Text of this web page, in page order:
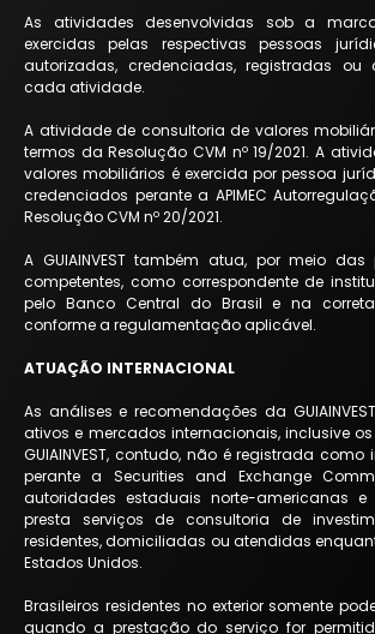
As atividades desenvolvidas sob a marca
exercidas pelas respectivas pessoas
autorizadas, credenciadas, registradas ou
cada atividade.
A atividade de consultoria de valores
termos da Resolução CVM nº 19/2021. A
valores mobiliários é exercida por pessoa
credenciados perante a APIMEC
Resolução CVM nº 20/2021.
A GUIAINVEST também atua, por meio
competentes, como correspondente de
pelo Banco Central do Brasil e na
conforme a regulamentação aplicável.
ATUAÇÃO INTERNACIONAL
As análises e recomendações da
ativos e mercados internacionais, inclusive os
GUIAINVEST, contudo, não é registrada
perante a Securities and Exchange
autoridades estaduais norte-americanas e
presta serviços de consultoria de
residentes, domiciliadas ou atendidas
Estados Unidos.
Brasileiros residentes no exterior somente
quando a prestação do serviço for